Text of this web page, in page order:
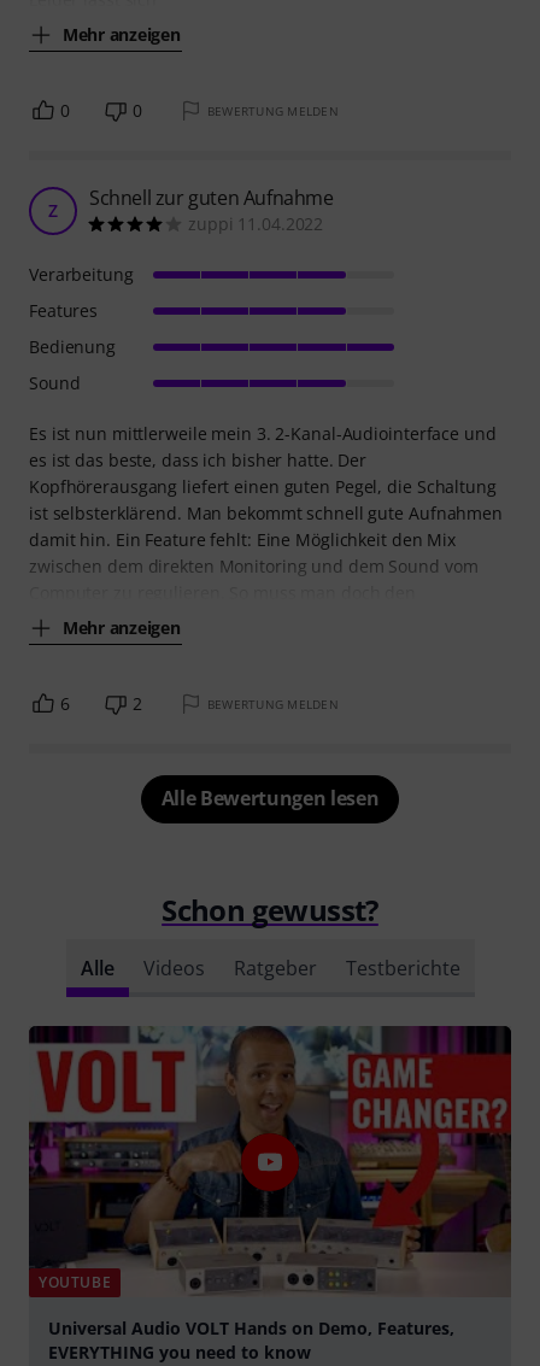
Mehr anzeigen
0 0 BEWERTUNG MELDEN
Z Schnell zur guten Aufnahme
zuppi 11.04.2022
Es ist nun mittlerweile mein 3. 2-Kanal-Audiointerface und
es ist das beste, dass ich bisher hatte. Der
Kopfhörerausgang liefert einen guten Pegel, die Schaltung
ist selbsterklärend. Man bekommt schnell gute Aufnahmen
damit hin. Ein Feature fehlt: Eine Möglichkeit den Mix
zwischen dem direkten Monitoring und dem Sound vom
Mehr anzeigen
Verarbeitung
Features
Bedienung
Sound
6 2 BEWERTUNG MELDEN
Alle Bewertungen lesen
Schon gewusst?
Alle Videos Ratgeber Testberichte
YOUTUBE
Universal Audio VOLT Hands on Demo, Features,
EVERYTHING you need to know